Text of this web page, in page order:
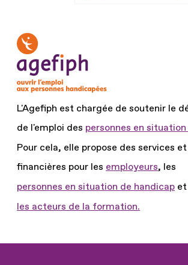
L'Agefiph est chargée de soutenir le
de l'emploi des personnes en
Pour cela, elle propose des services
financières pour les employeurs, les
personnes en situation de handicap et
les acteurs de la formation.